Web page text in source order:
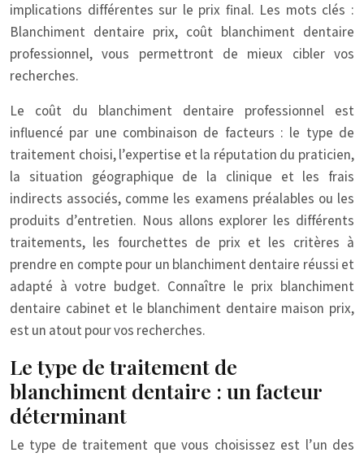
implications différentes sur le prix final. Les mots clés :
Blanchiment dentaire prix, coût blanchiment dentaire
professionnel, vous permettront de mieux cibler vos
recherches.
Le coût du blanchiment dentaire professionnel est
influencé par une combinaison de facteurs : le type de
traitement choisi, l’expertise et la réputation du praticien,
la situation géographique de la clinique et les frais
indirects associés, comme les examens préalables ou les
produits d’entretien. Nous allons explorer les différents
traitements, les fourchettes de prix et les critères à
prendre en compte pour un blanchiment dentaire réussi et
adapté à votre budget. Connaître le prix blanchiment
dentaire cabinet et le blanchiment dentaire maison prix,
est un atout pour vos recherches.
Le type de traitement de
blanchiment dentaire : un facteur
déterminant
Le type de traitement que vous choisissez est l’un des